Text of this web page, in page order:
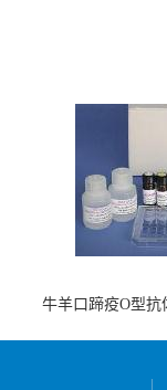
牛羊口蹄疫O型抗